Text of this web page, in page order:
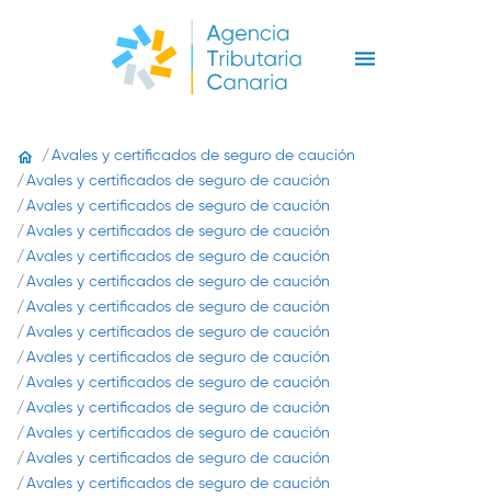
Avales y certificados de seguro de caución
Avales y certificados de seguro de caución
Avales y certificados de seguro de caución
Avales y certificados de seguro de caución
Avales y certificados de seguro de caución
Avales y certificados de seguro de caución
Avales y certificados de seguro de caución
Avales y certificados de seguro de caución
Avales y certificados de seguro de caución
Avales y certificados de seguro de caución
Avales y certificados de seguro de caución
Avales y certificados de seguro de caución
Avales y certificados de seguro de caución
Avales y certificados de seguro de caución